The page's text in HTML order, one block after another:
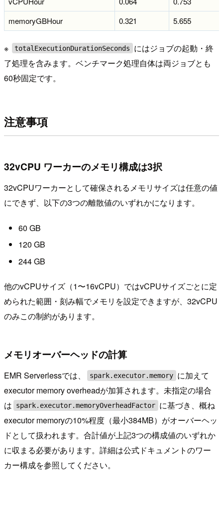
memoryGBHour
0.321 5.655
※ totalExecutionDurationSeconds
にはジョブの起動・終
了処理を含みます。ベンチマーク処理自体は両ジョブとも
60秒固定です。
注意事項
32vCPU ワーカーのメモリ構成は3択
32vCPUワーカーとして確保されるメモリサイズは任意の値
にできず、以下の3つの離散値のいずれかになります。
60 GB
120 GB
244 GB
他のvCPUサイズ（1〜16vCPU）ではvCPUサイズごとに定
められた範囲・刻み幅でメモリを設定できますが、32vCPU
のみこの制約があります。
メモリオーバーヘッドの計算
EMR Serverlessでは、 spark.executor.memory に加えて
executor memory overheadが加算されます。未指定の場合
は
spark.executor.memoryOverheadFactor に基づき、概ね
executor memoryの10%程度（最小384MB）がオーバーヘッ
ドとして扱われます。合計値が上記3つの構成値のいずれか
に収まる必要があります。詳細は公式ドキュメントのワー
カー構成を参照してください。